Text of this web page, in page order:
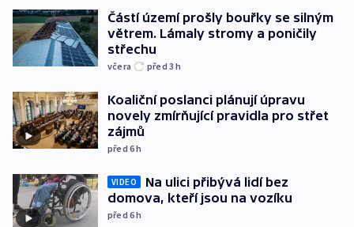
Částí území prošly bouřky se silným
větrem. Lámaly stromy a poničily
střechu
včera před 3h
Koaliční poslanci plánují úpravu
novely zmírňující pravidla pro střet
zájmů
před 6h
VIDEO
Na ulici přibývá lidí bez
domova, kteří jsou na vozíku
před 6h